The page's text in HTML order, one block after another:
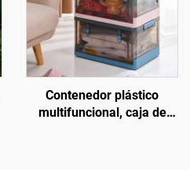
Contenedor plástico
multifuncional, caja de